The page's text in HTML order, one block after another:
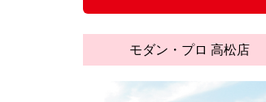
モダン・プロ 高松店